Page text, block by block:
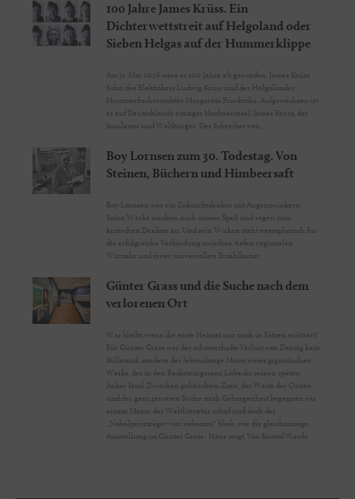
100 Jahre James Krüss. Ein
Dichterwettstreit auf Helgoland oder
Sieben Helgas auf der Hummerklippe
Am 31. Mai 2026 wäre er 100 Jahre alt geworden. James Krüss.
Sohn des Elektrikers Ludwig Krüss und der Helgoländer
Hummerfischertochter Margareta Friedrichs. Aufgewachsen ist
er auf Deutschlands einziger Hochseeinsel. James Krüss, der
Insulaner und Weltbürger. Der Schreiber von...
Boy Lornsen zum 30. Todestag. Von
Steinen, Büchern und Himbeersaft
Boy Lornsen war ein Zukunftsdenker mit Augenzwinkern.
Seine Werke machen noch immer Spaß und regen zum
kritischen Denken an. Und sein Wirken steht exemplarisch für
die erfolgreiche Verbindung zwischen tiefen regionalen
Wurzeln und einer universellen Erzählkunst.
Günter Grass und die Suche nach dem
verlorenen Ort
Was bleibt, wenn die erste Heimat nur noch in Sätzen existiert?
Für Günter Grass war der schmerzhafte Verlust von Danzig kein
Stillstand, sondern der lebenslange Motor eines gigantischen
Werks, das in den Backsteingassen Lübecks seinen späten
Anker fand. Zwischen politischem Zorn, der Weite der Ostsee
und der ganz privaten Suche nach Geborgenheit begegnen wir
einem Mann, der Weltliteratur schuf und doch der
„Nobelpreisträger von nebenan“ blieb, wie die gleichnamige
Ausstellung im Günter Grass- Haus zeigt. Von Kristof Warda